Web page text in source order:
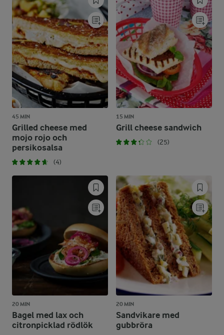
45 MIN
Grilled cheese med
mojo rojo och
persikosalsa
(4)
15 MIN
Grill cheese sandwich
(25)
20 MIN
Bagel med lax och
citronpicklad rödlök
20 MIN
Sandvikare med
gubbröra